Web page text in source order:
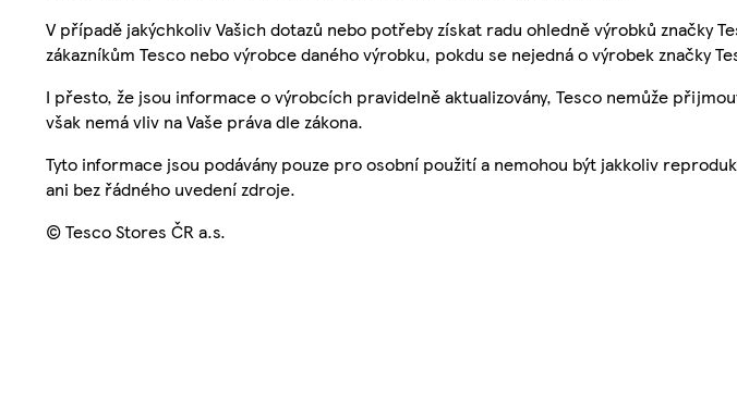
V případě jakýchkoliv Vašich dotazů nebo potřeby získat radu ohledně výrobků značky
zákazníkům Tesco nebo výrobce daného výrobku, pokdu se nejedná o výrobek značky
I přesto, že jsou informace o výrobcích pravidelně aktualizovány, Tesco nemůže
však nemá vliv na Vaše práva dle zákona.
Tyto informace jsou podávány pouze pro osobní použití a nemohou být jakkoliv
ani bez řádného uvedení zdroje.
© Tesco Stores ČR a.s.